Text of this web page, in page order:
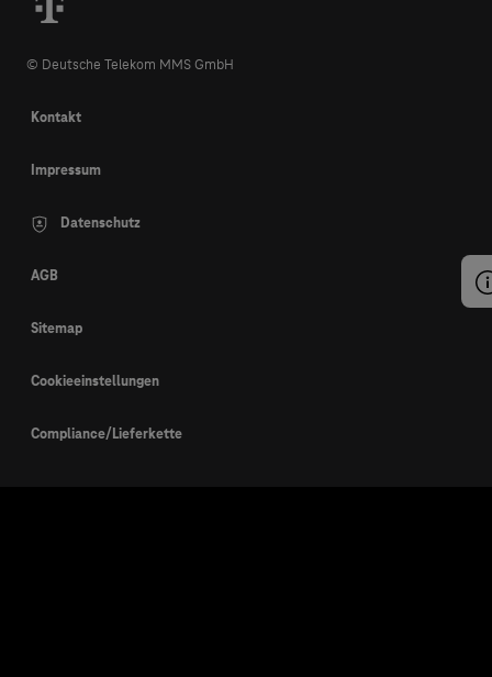
© Deutsche Telekom MMS GmbH
Kontakt
Impressum
Datenschutz
AGB
Sitemap
Cookieeinstellungen
Compliance/Lieferkette